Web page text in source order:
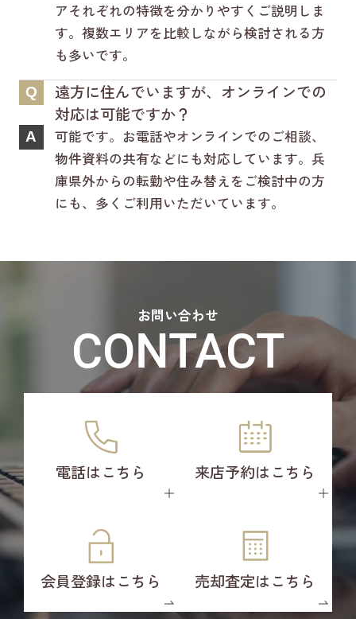
アそれぞれの特徴を分かりやすくご説明しま
す。複数エリアを比較しながら検討される方
も多いです。
Q
遠方に住んでいますが、オンラインでの
対応は可能ですか？
A
可能です。お電話やオンラインでのご相談、
物件資料の共有などにも対応しています。兵
庫県外からの転勤や住み替えをご検討中の方
にも、多くご利用いただいています。
お問い合わせ
CONTACT
電話はこちら 来店予約はこちら
会員登録はこちら 売却査定はこちら